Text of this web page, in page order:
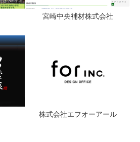
宮崎中央補材株式会社
株式会社エフオーアール